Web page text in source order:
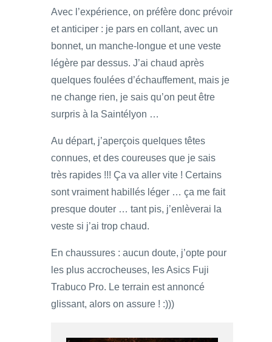
Avec l’expérience, on préfère donc prévoir
et anticiper : je pars en collant, avec un
bonnet, un manche-longue et une veste
légère par dessus. J’ai chaud après
quelques foulées d’échauffement, mais je
ne change rien, je sais qu’on peut être
surpris à la Saintélyon …
Au départ, j’aperçois quelques têtes
connues, et des coureuses que je sais
très rapides !!! Ça va aller vite ! Certains
sont vraiment habillés léger … ça me fait
presque douter … tant pis, j’enlèverai la
veste si j’ai trop chaud.
En chaussures : aucun doute, j’opte pour
les plus accrocheuses, les Asics Fuji
Trabuco Pro. Le terrain est annoncé
glissant, alors on assure ! :)))